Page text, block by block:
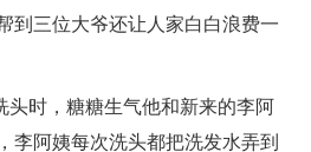
到三位大爷还让人家白白浪费一
时，糖糖生气他和新来的李阿
李阿姨每次洗头都把洗发水弄到